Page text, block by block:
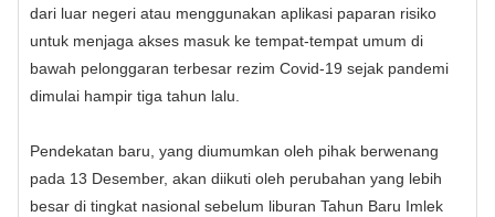
dari luar negeri atau menggunakan aplikasi paparan risiko
untuk menjaga akses masuk ke tempat-tempat umum di
bawah pelonggaran terbesar rezim Covid-19 sejak pandemi
dimulai hampir tiga tahun lalu.
Pendekatan baru, yang diumumkan oleh pihak berwenang
pada 13 Desember, akan diikuti oleh perubahan yang lebih
besar di tingkat nasional sebelum liburan Tahun Baru Imlek